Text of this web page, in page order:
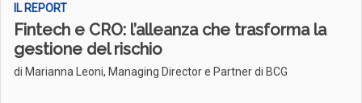
IL REPORT
Fintech e CRO: l’alleanza che trasforma la
gestione del rischio
di Marianna Leoni, Managing Director e Partner di BCG